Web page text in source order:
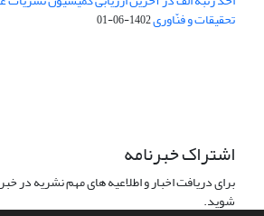
تحقیقات و فنّاوری1402-06-01
اشتراک خبرنامه
برای دریافت اخبار و اطلاعیه های مهم نشریه در
شوید.